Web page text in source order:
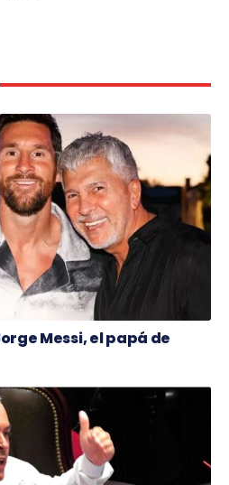
Messi, el papá de